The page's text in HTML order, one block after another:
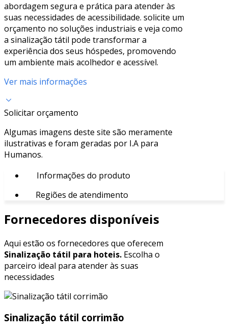
abordagem segura e prática para atender às
suas necessidades de acessibilidade. solicite um
orçamento no soluções industriais e veja como
a sinalização tátil pode transformar a
experiência dos seus hóspedes, promovendo
um ambiente mais acolhedor e acessível.
Ver mais informações
Solicitar orçamento
Algumas imagens deste site são meramente
ilustrativas e foram geradas por I.A para
Humanos.
Informações do produto
Regiões de atendimento
Fornecedores disponíveis
Aqui estão os fornecedores que oferecem
Sinalização tátil para hoteis. Escolha o
parceiro ideal para atender às suas
necessidades
Sinalização tátil corrimão